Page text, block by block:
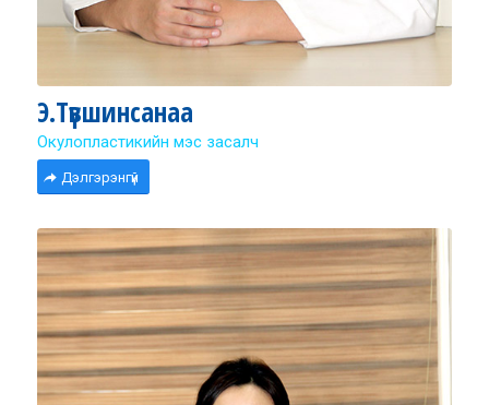
Э.Түвшинсанаа
Окулопластикийн мэс засалч
Дэлгэрэнгүй